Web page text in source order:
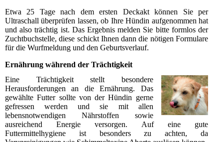
Etwa 25 Tage nach dem ersten Deckakt können Sie per
Ultraschall überprüfen lassen, ob Ihre Hündin aufgenommen hat
und also trächtig ist. Das Ergebnis melden Sie bitte formlos der
Zuchtbuchstelle, diese schickt Ihnen dann die nötigen Formulare
für die Wurfmeldung und den Geburtsverlauf.
Ernährung während der Trächtigkeit
Eine Trächtigkeit stellt besondere
Herausforderungen an die Ernährung. Das
gewählte Futter sollte von der Hündin gerne
gefressen werden und sie mit allen
lebensnotwendigen Nährstoffen sowie
ausreichend Energie versorgen. Auf eine gute
Futtermittelhygiene ist besonders zu achten, da